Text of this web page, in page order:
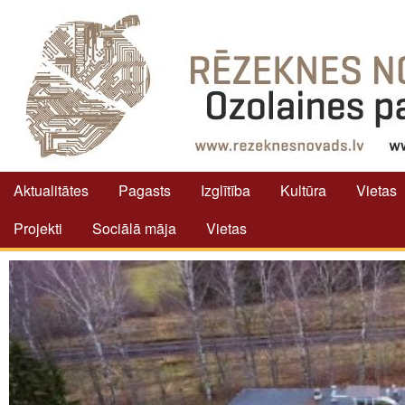
Aktualitātes Pagasts Izglītība Kultūra
Vietas
Projekti
Sociālā māja Vietas